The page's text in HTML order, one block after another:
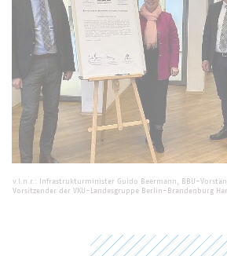
v.l.n.r.: Infrastrukturminister Guido Beermann, BBU-
Vorsitzender der VKU-Landesgruppe Berlin-Brandenburg